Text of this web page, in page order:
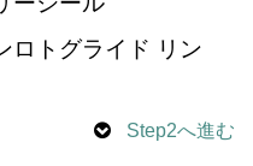
ロトグライド リン
Step2へ進む